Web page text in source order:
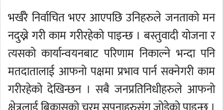
भर्खरै निर्वाचित भएर आएपछि उनिहरुले जनताको मन
नदुख्ने गरी काम गरीरहेको पाइन्छ । बस्तुवादी योजना र
त्यसको कार्यान्वयनबाट परिणाम निकाल्ने भन्दा पनि
मतदातालाई आफनो पक्षमा प्रभाव पार्न सक्नेगरी काम
गरीरहेको देखिन्छन । सबै जनप्रतिनिधीहरुले आफनो